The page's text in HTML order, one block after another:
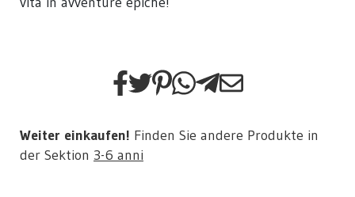
Weiter einkaufen! Finden Sie andere Produkte in
der Sektion 3-6 anni